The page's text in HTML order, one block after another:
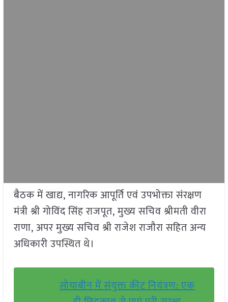
बैठक में खाद्य, नागरिक आपूर्ति एवं उपभोक्ता संरक्षण
मंत्री श्री गोविंद सिंह राजपूत, मुख्य सचिव श्रीमती वीरा
राणा, अपर मुख्य सचिव श्री राजेश राजौरा सहित अन्य
अधिकारी उपस्थित थे।
सोयाबीन में संयुक्त कीट नियंत्रण: एक